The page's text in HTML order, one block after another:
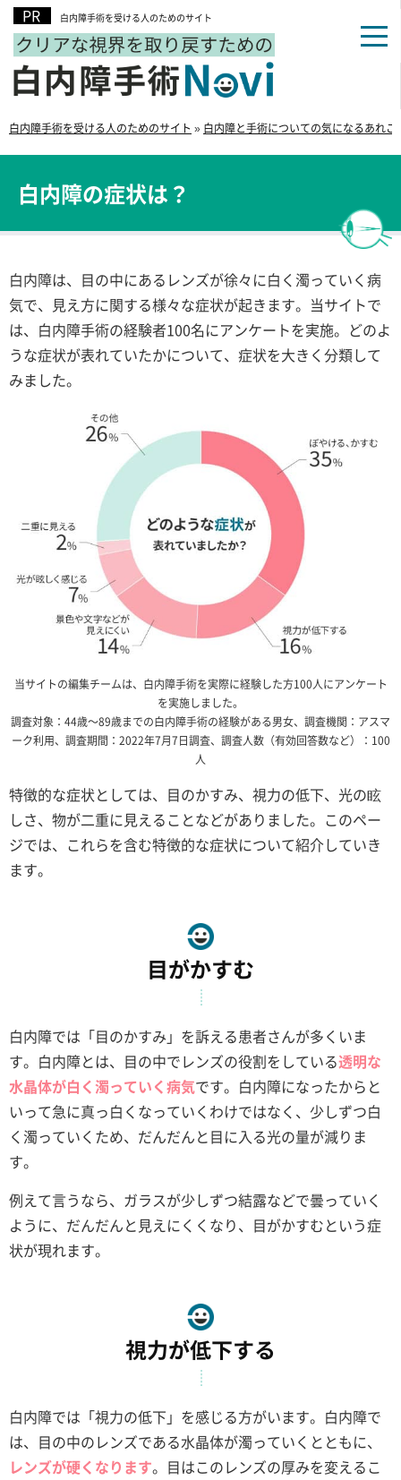
白内障手術を受ける人のためのサイト
白内障手術を受ける人のためのサイト » 白内障と手術についての気になるあれこ
白内障の症状は？
白内障は、目の中にあるレンズが徐々に白く濁っていく病
気で、見え方に関する様々な症状が起きます。当サイトで
は、白内障手術の経験者100名にアンケートを実施。どのよ
うな症状が表れていたかについて、症状を大きく分類して
みました。
当サイトの編集チームは、白内障手術を実際に経験した方100人にアンケート
を実施しました。
調査対象：44歳～89歳までの白内障手術の経験がある男女、調査機関：アスマ
ーク利用、調査期間：2022年7月7日調査、調査人数（有効回答数など）：100
人
特徴的な症状としては、目のかすみ、視力の低下、光の眩
しさ、物が二重に見えることなどがありました。このペー
ジでは、これらを含む特徴的な症状について紹介していき
ます。
目がかすむ
白内障では「目のかすみ」を訴える患者さんが多くいま
す。白内障とは、目の中でレンズの役割をしている透明な
水晶体が白く濁っていく病気です。白内障になったからと
いって急に真っ白くなっていくわけではなく、少しずつ白
く濁っていくため、だんだんと目に入る光の量が減りま
す。
例えて言うなら、ガラスが少しずつ結露などで曇っていく
ように、だんだんと見えにくくなり、目がかすむという症
状が現れます。
視力が低下する
白内障では「視力の低下」を感じる方がいます。白内障で
は、目の中のレンズである水晶体が濁っていくとともに、
レンズが硬くなります。目はこのレンズの厚みを変えるこ